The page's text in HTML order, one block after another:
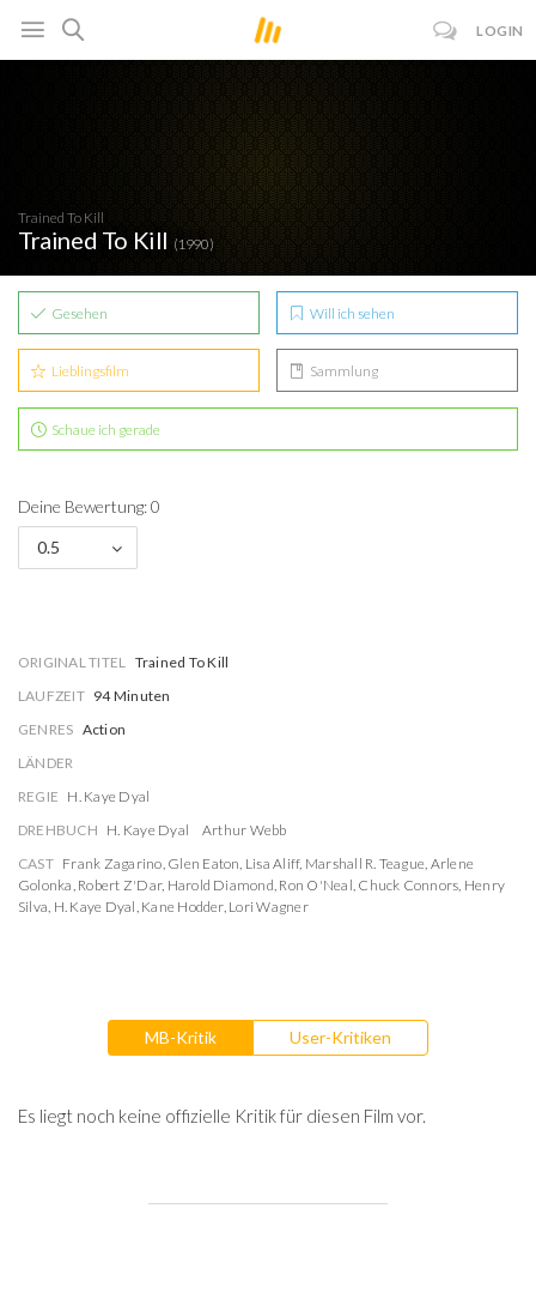
LOGIN
Trained To Kill
Trained To Kill (1990)
Gesehen Will ich sehen
Lieblingsfilm Sammlung
Schaue ich gerade
Deine Bewertung: 0
0.5
ORIGINAL TITEL Trained To Kill
LAUFZEIT 94 Minuten
GENRES Action
LÄNDER
REGIE H. Kaye Dyal
DREHBUCH H. Kaye Dyal
Arthur Webb
CAST Frank Zagarino, Glen Eaton, Lisa Aliff, Marshall R. Teague, Arlene
Golonka, Robert Z'Dar, Harold Diamond, Ron O'Neal, Chuck Connors, Henry
Silva, H. Kaye Dyal, Kane Hodder, Lori Wagner
MB-Kritik User-Kritiken
Es liegt noch keine offizielle Kritik für diesen Film vor.